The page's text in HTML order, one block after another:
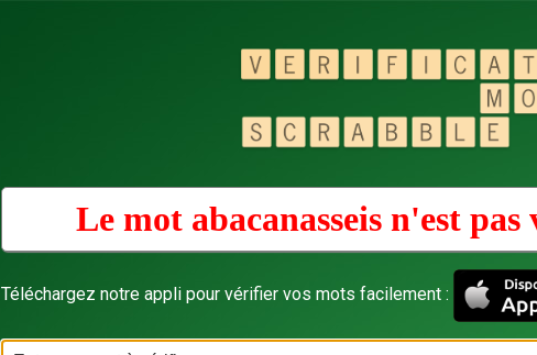
Le mot abacanasseis n'est pas
Téléchargez notre appli pour vérifier vos mots facilement :